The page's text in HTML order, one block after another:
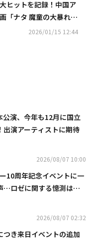
ヒットを記録！中国ア
「ナタ 魔童の大暴れ」
語吹替にチョン・ジソ＆
2026/01/15 12:44
公演、今年も12月に国立
出演アーティストに期待
2026/08/07 10:00
10周年記念イベントに一
…ロゼに関する憶測は否
2026/08/07 02:32
つき来日イベントの追加